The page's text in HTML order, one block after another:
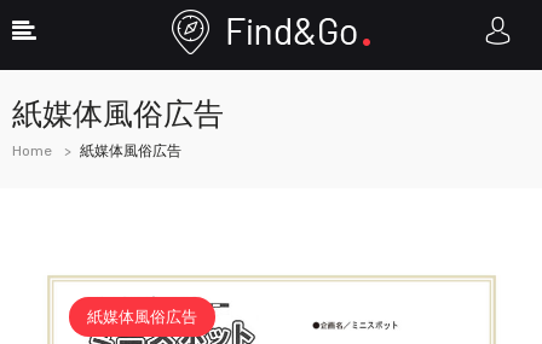
紙媒体風俗広告
Home 紙媒体風俗広告
紙媒体風俗広告